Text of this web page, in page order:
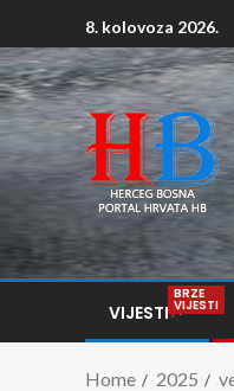
8. kolovoza 2026.
VIJESTI
BRZE
VIJESTI
Home 2025